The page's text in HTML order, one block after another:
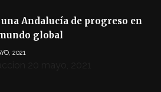
Andalucía de progreso en
global
2021